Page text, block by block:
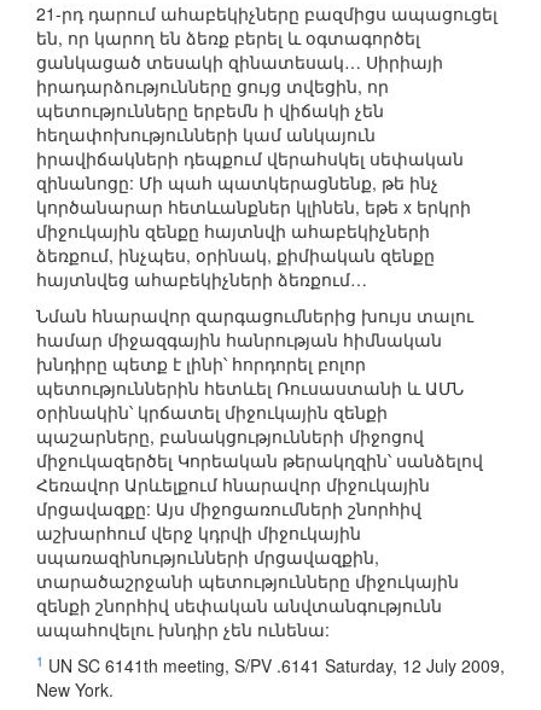
21-րդ դարում ահաբեկիչները բազմիցս ապացուցել
են, որ կարող են ձեռք բերել և օգտագործել
ցանկացած տեսակի զինատեսակ… Սիրիայի
իրադարձությունները ցույց տվեցին, որ
պետությունները երբեմն ի վիճակի չեն
հեղափոխությունների կամ անկայուն
իրավիճակների դեպքում վերահսկել սեփական
զինանոցը: Մի պահ պատկերացնենք, թե ինչ
կործանարար հետևանքներ կլինեն, եթե x երկրի
միջուկային զենքը հայտնվի ահաբեկիչների
ձեռքում, ինչպես, օրինակ, քիմիական զենքը
հայտնվեց ահաբեկիչների ձեռքում…
Նման հնարավոր զարգացումներից խույս տալու
համար միջազգային հանրության հիմնական
խնդիրը պետք է լինի՝ հորդորել բոլոր
պետություններին հետևել Ռուսաստանի և ԱՄՆ
օրինակին՝ կրճատել միջուկային զենքի
պաշարները, բանակցությունների միջոցով
միջուկազերծել Կորեական թերակղզին՝ սանձելով
Հեռավոր Արևելքում հնարավոր միջուկային
մրցավազքը: Այս միջոցառումների շնորհիվ
աշխարհում վերջ կդրվի միջուկային
սպառազինությունների մրցավազքին,
տարածաշրջանի պետությունները միջուկային
զենքի շնորհիվ սեփական անվտանգությունն
ապահովելու խնդիր չեն ունենա:
1 UN SC 6141th meeting, S/PV .6141 Saturday, 12 July 2009,
New York.